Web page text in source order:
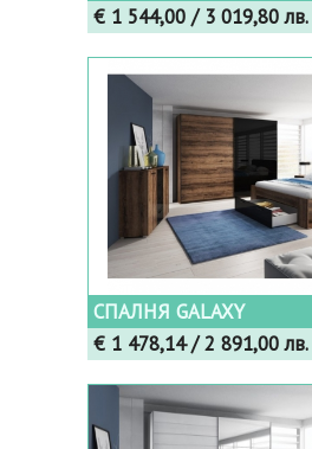
€ 1 544,00 / 3 019,80 лв.
СПАЛНЯ GALAXY
€ 1 478,14 / 2 891,00 лв.